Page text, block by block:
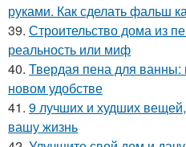
руками. Как сделать фальш
39. Строительство дома из
реальность или миф
40. Твердая пена для ванны:
новом удобстве
41. 9 лучших и худших
вашу жизнь